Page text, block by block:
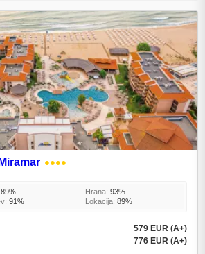
●●●●
89% Hrana: 93%
91% Lokacija: 89%
579 EUR (A+)
776 EUR (A+)